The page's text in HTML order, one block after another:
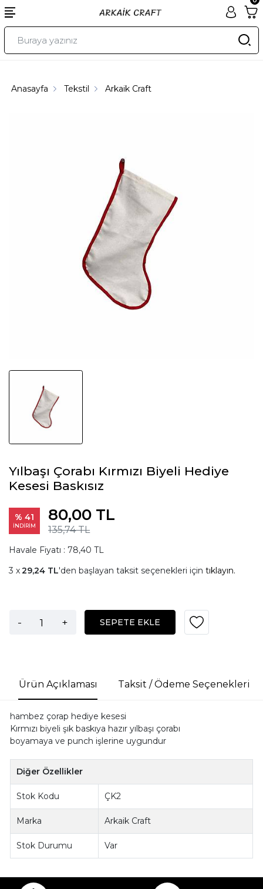
Anasayfa Tekstil Arkaik Craft
Yılbaşı Çorabı Kırmızı Biyeli Hediye
Kesesi Baskısız
% 41
İNDİRİM 135,74 TL
80,00 TL
Havale Fiyatı : 78,40 TL
29,24 TL'den başlayan taksit seçenekleri için tıklayın.
- + SEPETE EKLE
Ürün Açıklaması Taksit / Ödeme Seçenekleri
hambez çorap hediye kesesi
Kırmızı biyeli şık baskıya hazır yılbaşı çorabı
boyamaya ve punch işlerine uygundur
Diğer Özellikler
Stok Kodu ÇK2
Marka Arkaik Craft
Stok Durumu Var